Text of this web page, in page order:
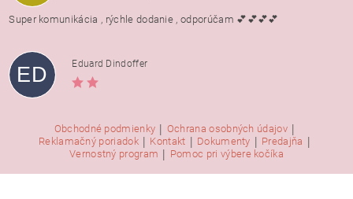
Super komunikácia , rýchle dodanie , odporúčam 💕💕💕💕
ED Eduard Dindoffer
Obchodné podmienky | Ochrana osobných údajov |
Reklamačný poriadok | Kontakt | Dokumenty | Predajňa |
Vernostný program | Pomoc pri výbere kočíka